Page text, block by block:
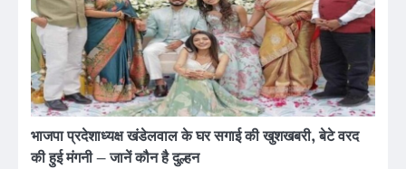
भाजपा प्रदेशाध्यक्ष खंडेलवाल के घर सगाई की खुशखबरी, बेटे वरद
की हुई मंगनी – जानें कौन है दुल्हन